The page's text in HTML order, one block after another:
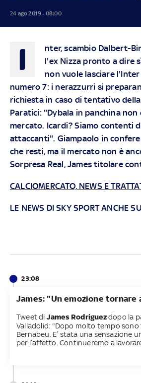
24 ago 2019 - 08:00
I
nter, scambio Dalbert-
l'ex Nizza pronto a dire
non vuole lasciare l'Inter
numero 7: i nerazzurri si
richiesta in caso di tentativo
Paratici: "Dybala in panchina non
mercato. Icardi? Siamo contenti
attaccanti". Giampaolo in
che resti, ma il mercato non è
Sorpresa Real, James titolare
CALCIOMERCATO, NEWS E
LE NEWS DI SKY SPORT ANCHE
23:08
James: "Un emozione tornare
Tweet di James Rodriguezdopo la
Valladolid: "Dopo molto tempo
Bernabeu. E’ stata una sensazione
per l’affetto. Continueremo a